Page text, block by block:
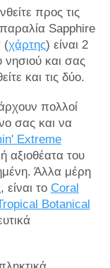
προς τις
Sapphire
(χάρτης) είναι 2
νησιού και σας
και τις δύο.
πολλοί
σας και να
Extreme
αξιοθέατα του
Άλλα μέρη
είναι το Coral
Botanical